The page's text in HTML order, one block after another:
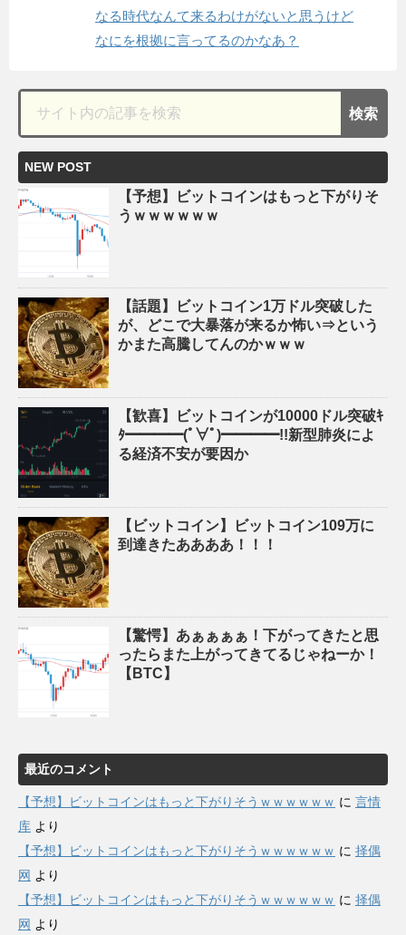
なる時代なんて来るわけがないと思うけど
なにを根拠に言ってるのかなあ？
NEW POST
【予想】ビットコインはもっと下がりそ
うｗｗｗｗｗｗ
【話題】ビットコイン1万ドル突破した
が、どこで大暴落が来るか怖い⇒という
かまた高騰してんのかｗｗｗ
【歓喜】ビットコインが10000ドル突破ｷ
ﾀ━━━━(ﾟ∀ﾟ)━━━━!!新型肺炎によ
る経済不安が要因か
【ビットコイン】ビットコイン109万に
到達きたああああ！！！
【驚愕】あぁぁぁぁ！下がってきたと思
ったらまた上がってきてるじゃねーか！
【BTC】
最近のコメント
【予想】ビットコインはもっと下がりそうｗｗｗｗｗｗ に 言情
库 より
【予想】ビットコインはもっと下がりそうｗｗｗｗｗｗ に 择偶
网 より
【予想】ビットコインはもっと下がりそうｗｗｗｗｗｗ に 择偶
网 より